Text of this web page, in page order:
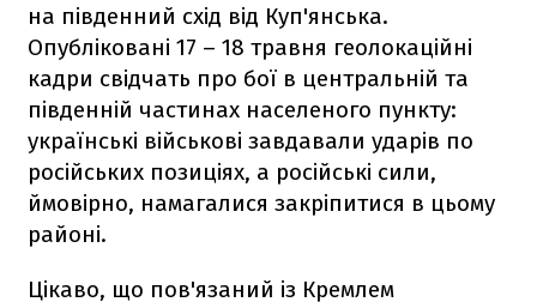
на південний схід від Куп'янська.
Опубліковані 17 – 18 травня геолокаційні
кадри свідчать про бої в центральній та
південній частинах населеного пункту:
українські військові завдавали ударів по
російських позиціях, а російські сили,
ймовірно, намагалися закріпитися в цьому
районі.
Цікаво, що пов'язаний із Кремлем